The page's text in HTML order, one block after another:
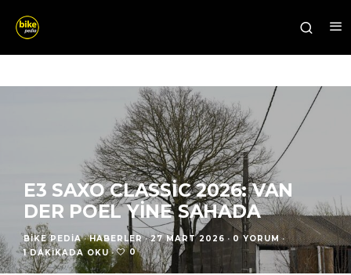
E3 SAXO CLASSIC 2026: VAN
DER POEL YINE SAHADA
BIKE PEDIA · HABERLER · 27 MART 2026 · 0 YORUM ·
1 DAKIKADA OKU · 0